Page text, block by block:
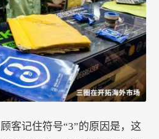
客记住符号“3”的原因是，这